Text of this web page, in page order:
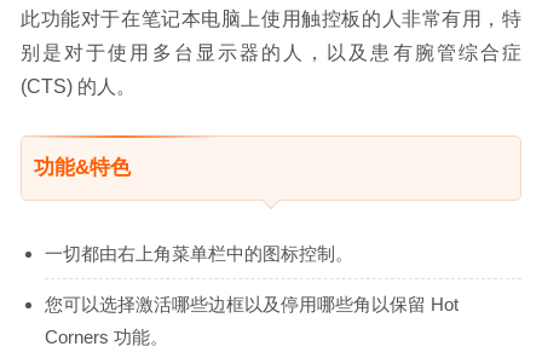
此功能对于在笔记本电脑上使用触控板的人非常有用，特
别是对于使用多台显示器的人，以及患有腕管综合症
(CTS) 的人。
功能&特色
一切都由右上角菜单栏中的图标控制。
您可以选择激活哪些边框以及停用哪些角以保留 Hot
Corners 功能。